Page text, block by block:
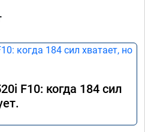
F10: когда 184 сил